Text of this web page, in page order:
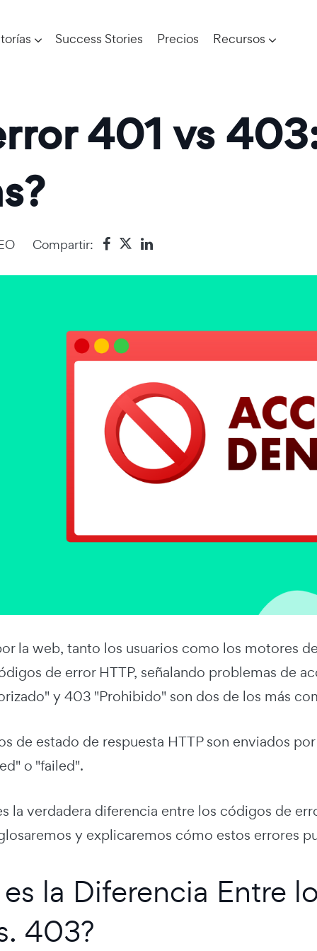
Success Stories Precios Recursos
401 vs
Compartir:
la web, tanto los usuarios como los motores
de error HTTP, señalando problemas de
y 403 "Prohibido" son dos de los más
de estado de respuesta HTTP son enviados
o "failed".
la verdadera diferencia entre los códigos de
y explicaremos cómo estos errores
la Diferencia Entre
403?